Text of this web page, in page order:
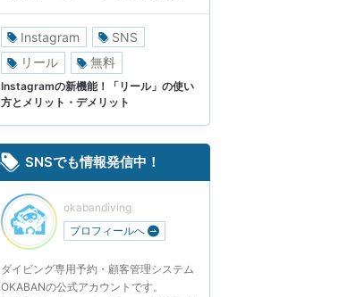
Instagram
SNS
リール
無料
Instagramの新機能！「リール」の使い
方とメリット・デメリット
SNSでも情報発信中！
okabandiving
プロフィールへ
ダイビング専用予約・顧客管理システム
OKABANの公式アカウントです。